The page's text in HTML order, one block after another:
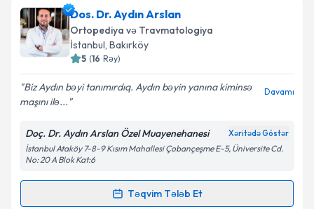
Op. Dr. Ayhan Kara{name} üçün randevu təqvimi
tələbi yaradın. Bu mütəxəssisdən randevu ala
biləcəyiniz təqvim hazır olduqda e-poçt ilə
məlumatlandırılacaqsınız.
E-poçt Ünvanınız
Şəxsi məlumatlarımın emal edilməsinə dair
Aydınlatma Mətni
məlumatlarımın göstərilən çərçivədə emal
edilməsinə razılıq verirəm.
Dos. Dr. Aydın Arslan
Ortopediya və Travmatologiya
İstanbul, Bakırköy
5 (16 Rəy)
Biz Aydın bəyi tanımırdıq. Aydın bəyin yanına kiminsə
maşını ilə...
Davamı
Doç. Dr. Aydın Arslan Özel Muayenehanesi Xəritədə Göstər
İstanbul Ataköy 7-8-9 Kısım Mahallesi Çobançeşme E-5, Üniversite Cd.
No: 20 A Blok Kat:6
Təqvim Tələb Et
Randevu Təqvimi Tələbi